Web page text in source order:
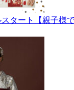
タート【親子様